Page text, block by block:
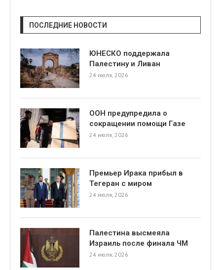
ПОСЛЕДНИЕ НОВОСТИ
ЮНЕСКО поддержала
Палестину и Ливан
24 июля, 2026
ООН предупредила о
сокращении помощи Газе
24 июля, 2026
Премьер Ирака прибыл в
Тегеран с миром
24 июля, 2026
Палестина высмеяла
Израиль после финала ЧМ
24 июля, 2026